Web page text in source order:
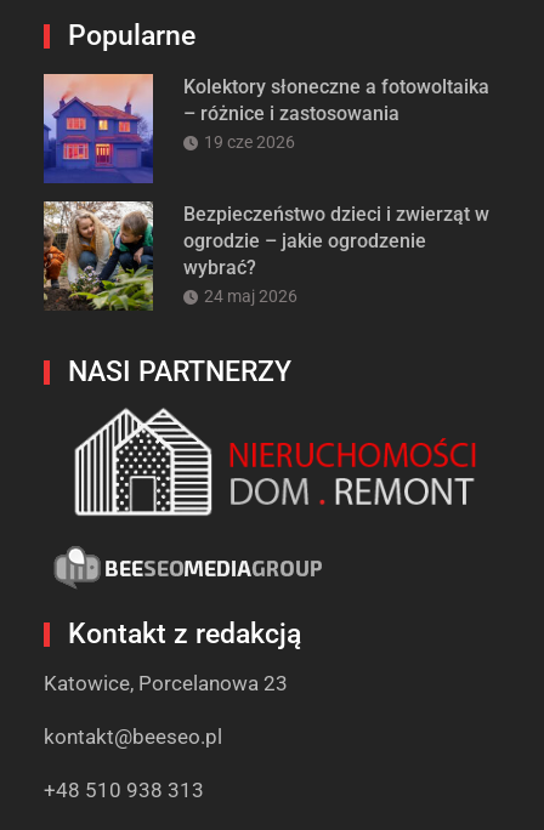
Popularne
Kolektory słoneczne a fotowoltaika
– różnice i zastosowania
19 cze 2026
Bezpieczeństwo dzieci i zwierząt w
ogrodzie – jakie ogrodzenie
wybrać?
24 maj 2026
NASI PARTNERZY
Kontakt z redakcją
Katowice, Porcelanowa 23
kontakt@beeseo.pl
+48 510 938 313